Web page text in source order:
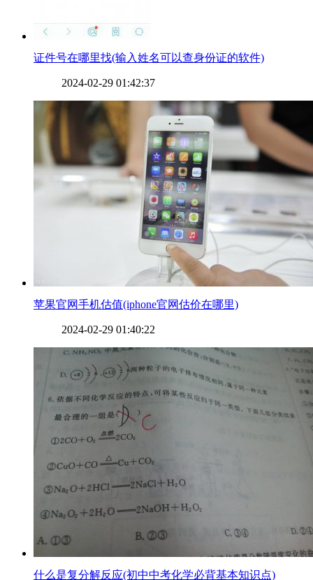
​证件号在哪里找(输入姓名可以查身份证的软件)
2024-02-29 01:42:37
​苹果官网手机估值(iphone官网估价在哪里)
2024-02-29 01:40:22
​什么是复分解反应(初中中考化学必背基本知识点)